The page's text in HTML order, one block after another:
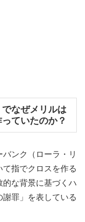
なぜメリルは
ていたのか？
ンク（ローラ・リ
指でクロスを作る
な背景に基づくハ
罪」を表している